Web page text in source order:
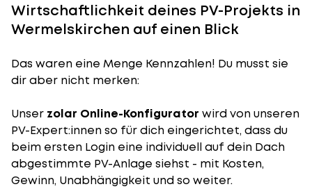
Wirtschaftlichkeit deines PV-Projekts in
Wermelskirchen auf einen Blick
Das waren eine Menge Kennzahlen! Du musst sie
dir aber nicht merken:
Unser zolar Online-Konfigurator wird von unseren
PV-Expert:innen so für dich eingerichtet, dass du
beim ersten Login eine individuell auf dein Dach
abgestimmte PV-Anlage siehst - mit Kosten,
Gewinn, Unabhängigkeit und so weiter.